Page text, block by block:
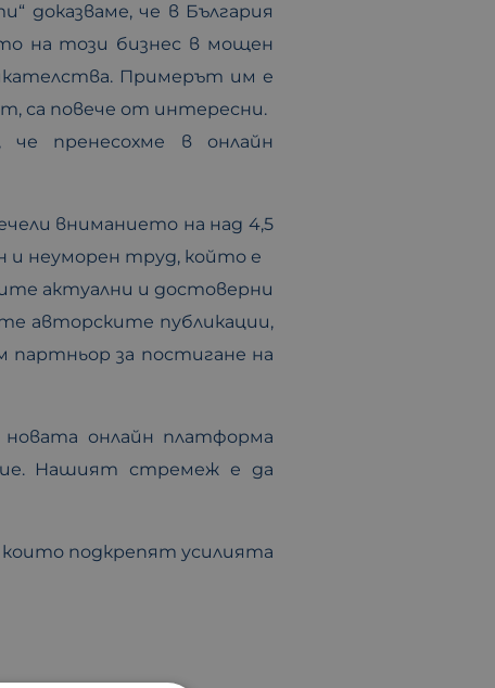
доказваме, че в България
на този бизнес в мощен
Примерът им е
са повече от интересни.
пренесохме в онлайн
вниманието на над 4,5
и неуморен труд, който е
актуални и достоверни
авторските публикации,
партньор за постигане на
онлайн платформа
Нашият стремеж е да
които подкрепят усилията